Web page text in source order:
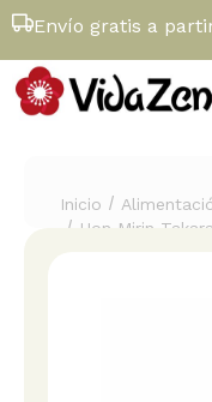
Envío gratis a
Inicio /
/ Hon Mirin Takara